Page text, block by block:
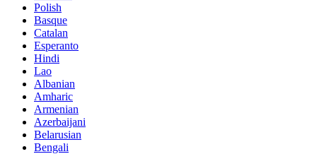
Polish
Basque
Catalan
Esperanto
Hindi
Lao
Albanian
Amharic
Armenian
Azerbaijani
Belarusian
Bengali